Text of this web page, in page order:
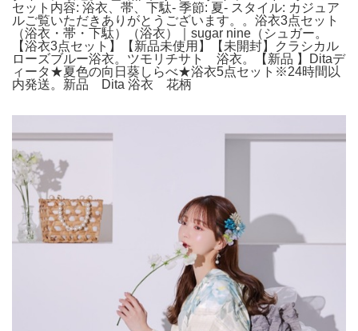
セット内容: 浴衣、帯、下駄- 季節: 夏- スタイル: カジュア
ルご覧いただきありがとうございます。。浴衣3点セット
（浴衣・帯・下駄）（浴衣）｜sugar nine（シュガー。
【浴衣3点セット】【新品未使用】【未開封】クラシカル
ローズブルー浴衣。ツモリチサト 浴衣。【新品 】Ditaデ
ィータ★夏色の向日葵しらべ★浴衣5点セット※24時間以
内発送。新品 Dita 浴衣 花柄